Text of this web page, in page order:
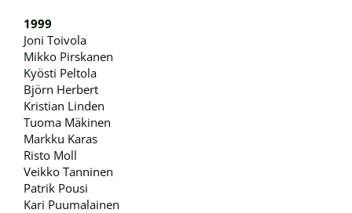
1999
Joni Toivola
Mikko Pirskanen
Kyösti Peltola
Björn Herbert
Kristian Linden
Tuoma Mäkinen
Markku Karas
Risto Moll
Veikko Tanninen
Patrik Pousi
Kari Puumalainen